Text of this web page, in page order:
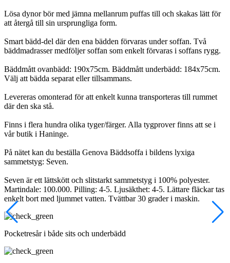
Lösa dynor bör med jämna mellanrum puffas till och skakas lätt för
att återgå till sin ursprungliga form.
Smart bädd-del där den ena bädden förvaras under soffan. Två
bäddmadrasser medföljer soffan som enkelt förvaras i soffans rygg.
Bäddmått ovanbädd: 190x75cm. Bäddmått underbädd: 184x75cm.
Välj att bädda separat eller tillsammans.
Levereras omonterad för att enkelt kunna transporteras till rummet
där den ska stå.
Finns i flera hundra olika tyger/färger. Alla tygprover finns att se i
vår butik i Haninge.
På nätet kan du beställa Genova Bäddsoffa i bildens lyxiga
sammetstyg: Seven.
Seven är ett lättskött och slitstarkt sammetstyg i 100% polyester.
Martindale: 100.000. Pilling: 4-5. Ljusäkthet: 4-5. Lättare fläckar tas
enkelt bort med ljummet vatten. Tvättbar 30 grader i maskin.
Pocketresår i både sits och underbädd